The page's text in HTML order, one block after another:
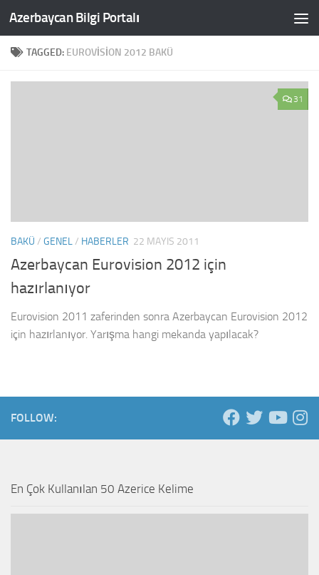
Skip to content
Azerbaycan Bilgi Portalı
TAGGED: EUROVISION 2012 BAKÜ
31
BAKÜ / GENEL/ HABERLER 22 MAYIS 2011
Azerbaycan Eurovision 2012 için
hazırlanıyor
Eurovision 2011 zaferinden sonra Azerbaycan Eurovision 2012
için hazırlanıyor. Yarışma hangi mekanda yapılacak?
FOLLOW:
En Çok Kullanılan 50 Azerice Kelime